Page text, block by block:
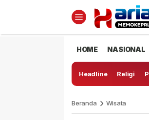
HOME NASIONAL
Headline Religi
Beranda Wisata